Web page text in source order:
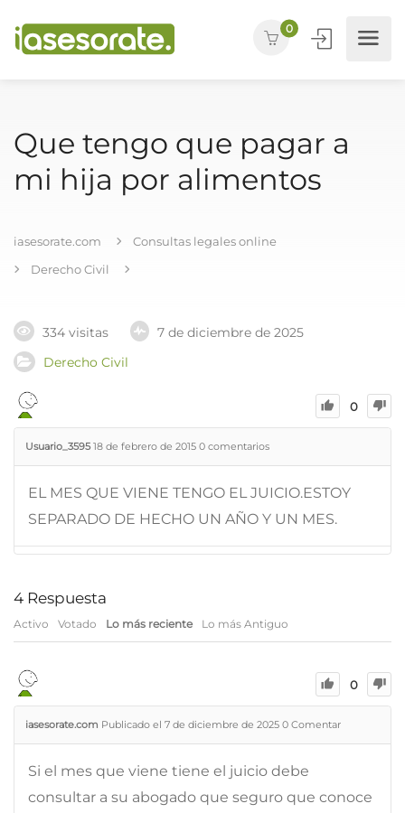
0
Que tengo que pagar a
mi hija por alimentos
iasesorate.com
Consultas legales online
Derecho Civil
334 visitas
7 de diciembre de 2025
Derecho Civil
0
Usuario_3595 18 de febrero de 2015 0 comentarios
EL MES QUE VIENE TENGO EL JUICIO.ESTOY
SEPARADO DE HECHO UN AÑO Y UN MES.
4 Respuesta
Activo Votado Lo más reciente Lo más Antiguo
0
iasesorate.com Publicado el 7 de diciembre de 2025 0 Comentar
Si el mes que viene tiene el juicio debe
consultar a su abogado que seguro que conoce